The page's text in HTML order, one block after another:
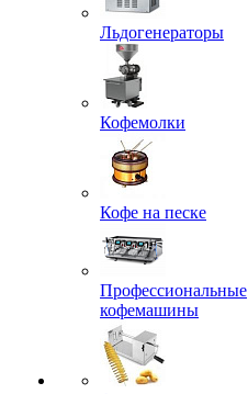
Льдогенераторы
Кофемолки
Кофе на песке
Профессиональные
кофемашины